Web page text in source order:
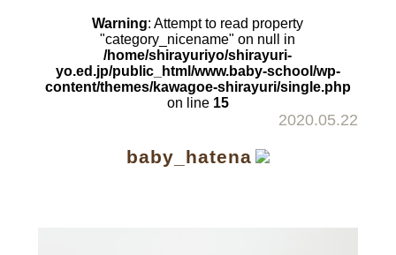
Warning: Attempt to read property
"category_nicename" on null in
/home/shirayuriyo/shirayuri-
yo.ed.jp/public_html/www.baby-school/wp-
content/themes/kawagoe-shirayuri/single.php
on line 15
2020.05.22
baby_hatena